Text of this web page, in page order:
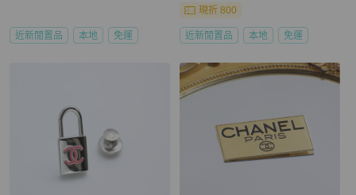
近新閒置品 本地 免運
現折 800
近新閒置品 本地 免運